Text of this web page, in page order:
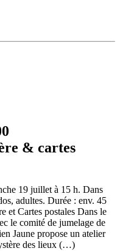
& cartes
19 juillet à 15 h. Dans
adultes. Durée : env. 45
Cartes postales Dans le
le comité de jumelage de
Jaune propose un atelier
des lieux (…)